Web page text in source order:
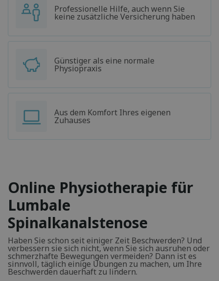
Professionelle Hilfe, auch wenn Sie
keine zusätzliche Versicherung haben
Günstiger als eine normale
Physiopraxis
Aus dem Komfort Ihres eigenen
Zuhauses
Online Physiotherapie für
Lumbale
Spinalkanalstenose
Haben Sie schon seit einiger Zeit Beschwerden? Und
verbessern sie sich nicht, wenn Sie sich ausruhen oder
schmerzhafte Bewegungen vermeiden? Dann ist es
sinnvoll, täglich einige Übungen zu machen, um Ihre
Beschwerden dauerhaft zu lindern.